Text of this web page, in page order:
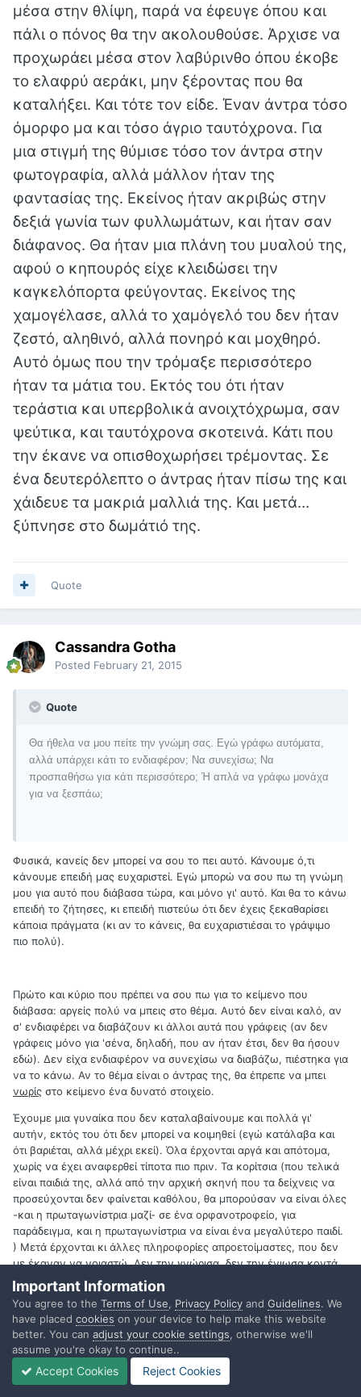
μέσα στην θλίψη, παρά να έφευγε όπου και
πάλι ο πόνος θα την ακολουθούσε. Άρχισε να
προχωράει μέσα στον λαβύρινθο όπου έκοβε
το ελαφρύ αεράκι, μην ξέροντας που θα
καταλήξει. Και τότε τον είδε. Έναν άντρα τόσο
όμορφο μα και τόσο άγριο ταυτόχρονα. Για
μια στιγμή της θύμισε τόσο τον άντρα στην
φωτογραφία, αλλά μάλλον ήταν της
φαντασίας της. Εκείνος ήταν ακριβώς στην
δεξιά γωνία των φυλλωμάτων, και ήταν σαν
διάφανος. Θα ήταν μια πλάνη του μυαλού της,
αφού ο κηπουρός είχε κλειδώσει την
καγκελόπορτα φεύγοντας. Εκείνος της
χαμογέλασε, αλλά το χαμόγελό του δεν ήταν
ζεστό, αληθινό, αλλά πονηρό και μοχθηρό.
Αυτό όμως που την τρόμαξε περισσότερο
ήταν τα μάτια του. Εκτός του ότι ήταν
τεράστια και υπερβολικά ανοιχτόχρωμα, σαν
ψεύτικα, και ταυτόχρονα σκοτεινά. Κάτι που
την έκανε να οπισθοχωρήσει τρέμοντας. Σε
ένα δευτερόλεπτο ο άντρας ήταν πίσω της και
χάιδευε τα μακριά μαλλιά της. Και μετά…
ξύπνησε στο δωμάτιό της.
Quote
Cassandra Gotha
Posted February 21, 2015
Quote
Θα ήθελα να μου πείτε την γνώμη σας. Εγώ γράφω αυτόματα,
αλλά υπάρχει κάτι το ενδιαφέρον; Να συνεχίσω; Να
προσπαθήσω για κάτι περισσότερο; Ή απλά να γράφω μονάχα
για να ξεσπάω;
Φυσικά, κανείς δεν μπορεί να σου το πει αυτό. Κάνουμε ό,τι
κάνουμε επειδή μας ευχαριστεί. Εγώ μπορώ να σου πω τη γνώμη
μου για αυτό που διάβασα τώρα, και μόνο γι' αυτό. Και θα το κάνω
επειδή το ζήτησες, κι επειδή πιστεύω ότι δεν έχεις ξεκαθαρίσει
κάποια πράγματα (κι αν το κάνεις, θα ευχαριστιέσαι το γράψιμο
πιο πολύ).
Πρώτο και κύριο που πρέπει να σου πω για το κείμενο που
διάβασα: αργείς πολύ να μπεις στο θέμα. Αυτό δεν είναι καλό, αν
σ' ενδιαφέρει να διαβάζουν κι άλλοι αυτά που γράφεις (αν δεν
γράφεις μόνο για 'σένα, δηλαδή, που αν ήταν έτσι, δεν θα ήσουν
εδώ). Δεν είχα ενδιαφέρον να συνεχίσω να διαβάζω, πιέστηκα για
να το κάνω. Αν το θέμα είναι ο άντρας της, θα έπρεπε να μπει
νωρίς στο κείμενο ένα δυνατό στοιχείο.
Έχουμε μια γυναίκα που δεν καταλαβαίνουμε και πολλά γι'
αυτήν, εκτός του ότι δεν μπορεί να κοιμηθεί (εγώ κατάλαβα και
ότι βαριέται, αλλά μέχρι εκεί). Όλα έρχονται αργά και απότομα,
χωρίς να έχει αναφερθεί τίποτα πιο πριν. Τα κορίτσια (που τελικά
είναι παιδιά της, αλλά από την αρχική σκηνή που τα δείχνεις να
προσεύχονται δεν φαίνεται καθόλου, θα μπορούσαν να είναι όλες
-και η πρωταγωνίστρια μαζί- σε ένα ορφανοτροφείο, για
παράδειγμα, και η πρωταγωνίστρια να είναι ένα μεγαλύτερο παιδί.
) Μετά έρχονται κι άλλες πληροφορίες απροετοίμαστες, που δεν
με έκαναν να νοιαστώ. Δεν την γνώρισα, δεν την ένιωσα κοντά
μου. Αυτό είναι το θέμα, να αποφασίσεις από την αρχή ποια είναι
η πρωταγωνίστριά σου (και όχι γράφοντας και βλέποντας), ώστε
να προλάβεις μέσα σε λίγο χώρο να μας την γνωρίσεις κι εμάς,
να είναι αληθινός άνθρωπος και όχι επίπεδη.
Και επί έξι σελίδες δεν γίνεται τίποτα (ή σχεδόν τίποτα, θα έπρεπε
να δώσεις μεγαλύτερη ένταση στα μικροπράγματα, όπως οι
ανοιχτές πόρτες και οι σπασμένες γλάστρες, ώστε να μας
Important Information
You agree to the Terms of Use, Privacy Policy and Guidelines. We
have placed cookies on your device to help make this website
better. You can adjust your cookie settings, otherwise we'll
assume you're okay to continue..
Accept Cookies Reject Cookies